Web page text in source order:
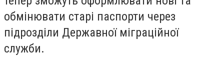
обмінювати старі паспорти через
підрозділи Державної міграційної
служби.